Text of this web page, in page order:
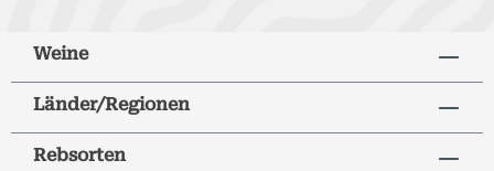
Weine
Länder/Regionen
Rebsorten